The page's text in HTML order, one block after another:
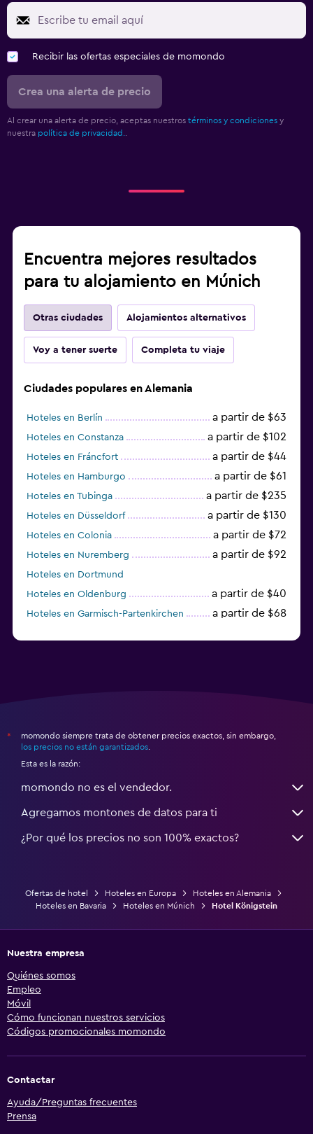
Recibir las ofertas especiales de momondo
Crea una alerta de precio
Al crear una alerta de precio, aceptas nuestros términos y condiciones y
nuestra política de privacidad.
Encuentra mejores resultados
para tu alojamiento en Múnich
Otras ciudades Alojamientos alternativos
Voy a tener suerte Completa tu viaje
Ciudades populares en Alemania
Hoteles en Berlín a partir de $63
Hoteles en Constanza a partir de $102
Hoteles en Fráncfort a partir de $44
Hoteles en Hamburgo a partir de $61
Hoteles en Tubinga a partir de $235
Hoteles en Düsseldorf a partir de $130
Hoteles en Colonia a partir de $72
Hoteles en Nuremberg a partir de $92
Hoteles en Dortmund
Hoteles en Oldenburg
a partir de $40
Hoteles en Garmisch-Partenkirchen a partir de $68
*
momondo siempre trata de obtener precios exactos, sin embargo,
los precios no están garantizados
Esta es la razón:
momondo no es el vendedor.
Agregamos montones de datos para ti
¿Por qué los precios no son 100% exactos?
Ofertas de hotel Hoteles en Europa
Hoteles en Alemania
Hoteles en Bavaria
Hoteles en Múnich Hotel Königstein
Nuestra empresa
Quiénes somos
Empleo
Móvil
Cómo funcionan nuestros servicios
Códigos promocionales momondo
Contactar
Ayuda/Preguntas frecuentes
Prensa